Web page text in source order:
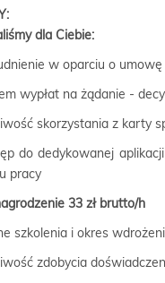
dla Ciebie:
w oparciu o
wypłat na żądanie -
skorzystania z karty
do dedykowanej
pracy
33 zł brutto/h
szkolenia i okres
zdobycia